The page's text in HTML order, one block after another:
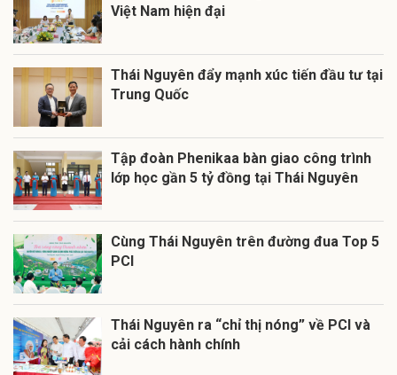
Việt Nam hiện đại
Thái Nguyên đẩy mạnh xúc tiến đầu tư tại
Trung Quốc
Tập đoàn Phenikaa bàn giao công trình
lớp học gần 5 tỷ đồng tại Thái Nguyên
Cùng Thái Nguyên trên đường đua Top 5
PCI
Thái Nguyên ra “chỉ thị nóng” về PCI và
cải cách hành chính